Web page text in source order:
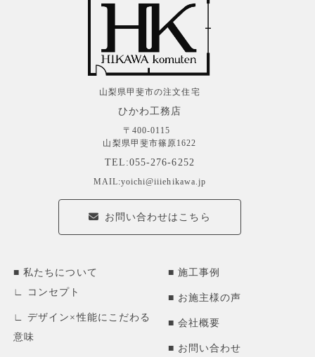
山梨県甲斐市の注文住宅
ひかわ工務店
〒400-0115
山梨県甲斐市篠原1622
TEL:055-276-6252
MAIL:yoichi@iiiehikawa.jp
お問い合わせはこちら
私たちについて
コンセプト
デザイン×性能にこだわる
意味
施工事例
お施主様の声
会社概要
お問い合わせ